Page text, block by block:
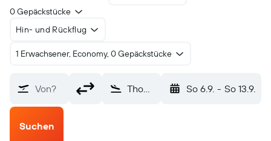
0 Gepäckstücke
Hin- und Rückflug
1 Erwachsener, Economy, 0 Gepäckstücke
Von? Thompson (YTH) So 6.9. - So 13.9.
Suchen